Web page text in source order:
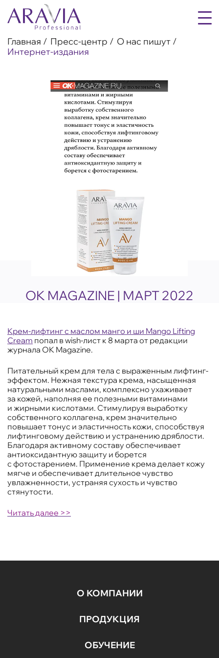
Главная Пресс-центр
О нас пишут
Интернет-издания
OK MAGAZINE | МАРТ 2022
Крем-лифтинг с маслом манго и ши Mango Lifting
Cream попал в wish-лист к 8 марта от редакции
журнала OK Magazine.
Питательный крем для тела с выраженным лифтинг-
эффектом. Нежная текстура крема, насыщенная
натуральными маслами, комплексно ухаживает
за кожей, наполняя ее полезными витаминами
и жирными кислотами. Стимулируя выработку
собственного коллагена, крем значительно
повышает тонус и эластичность кожи, способствуя
лифтинговому действию и устранению дряблости.
Благодаря активному составу обеспечивает
антиоксидантную защиту и борется
с фотостарением. Применение крема делает кожу
мягче и обеспечивает длительное чувство
увлажненности, устраняя сухость и чувство
стянутости.
Читать далее >>
О КОМПАНИИ
ПРОДУКЦИЯ
ОБУЧЕНИЕ